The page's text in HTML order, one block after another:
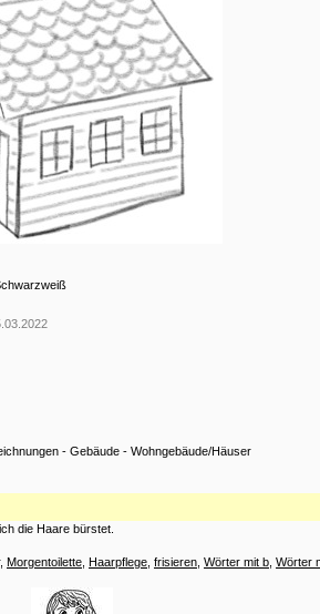
- Gebäude - Wohngebäude/Häuser
die Haare bürstet.
, Morgentoilette Haarpflege frisieren Wörter mit b Wörter